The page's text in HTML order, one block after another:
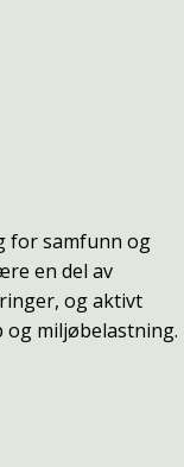
for samfunn og
en del av
og aktivt
miljøbelastning.